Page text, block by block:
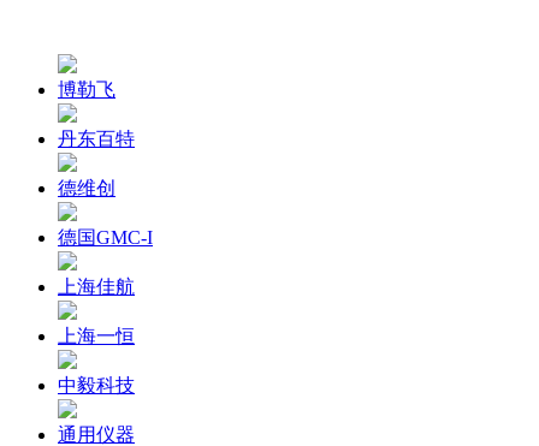
博勒飞
丹东百特
德维创
德国GMC-I
上海佳航
上海一恒
中毅科技
通用仪器